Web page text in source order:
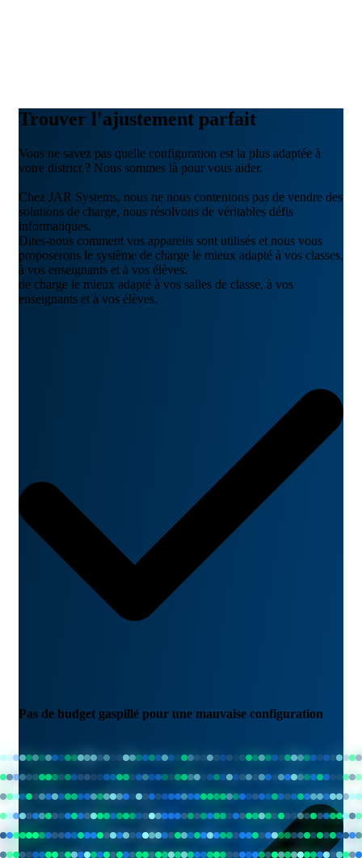
Trouver l'ajustement parfait
Vous ne savez pas quelle configuration est la plus adaptée à
votre district ? Nous sommes là pour vous aider.
Chez JAR Systems, nous ne nous contentons pas de vendre des
solutions de charge, nous résolvons de véritables défis
informatiques.
Dites-nous comment vos appareils sont utilisés et nous vous
proposerons le système de charge le mieux adapté à vos classes,
à vos enseignants et à vos élèves.
de charge le mieux adapté à vos salles de classe, à vos
enseignants et à vos élèves.
Pas de budget gaspillé pour une mauvaise configuration